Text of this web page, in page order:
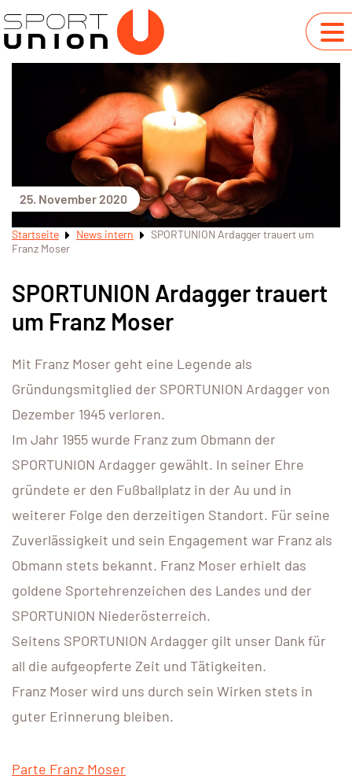
25. November 2020
Startseite News intern
SPORTUNION Ardagger trauert um
Franz Moser
SPORTUNION Ardagger trauert
um Franz Moser
Mit Franz Moser geht eine Legende als
Gründungsmitglied der SPORTUNION Ardagger von
Dezember 1945 verloren.
Im Jahr 1955 wurde Franz zum Obmann der
SPORTUNION Ardagger gewählt. In seiner Ehre
gründete er den Fußballplatz in der Au und in
weiterer Folge den derzeitigen Standort. Für seine
Zuverlässigkeit und sein Engagement war Franz als
Obmann stets bekannt. Franz Moser erhielt das
goldene Sportehrenzeichen des Landes und der
SPORTUNION Niederösterreich.
Seitens SPORTUNION Ardagger gilt unser Dank für
all die aufgeopferte Zeit und Tätigkeiten.
Franz Moser wird uns durch sein Wirken stets in
guter Erinnerung bleiben.
Parte Franz Moser